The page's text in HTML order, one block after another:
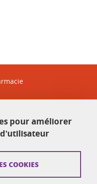
pour améliorer
COOKIES